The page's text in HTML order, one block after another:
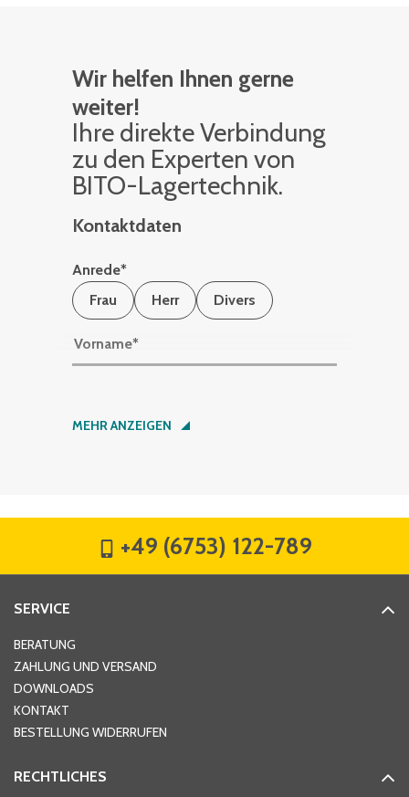
Wir helfen Ihnen gerne
weiter!
Ihre di­rek­te Ver­bin­dung
zu den Ex­per­ten von
BITO-La­ger­tech­nik.
Kontaktdaten
Anrede*
Frau
Herr Divers
Vorname*
Nachname*
Hausnummer
Ort*
MEHR ANZEIGEN
+49 (6753) 122-789
SERVICE
BERATUNG
ZAHLUNG UND VERSAND
DOWNLOADS
KONTAKT
BESTELLUNG WIDERRUFEN
RECHTLICHES